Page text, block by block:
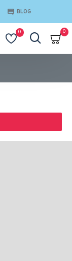
BLOG
0 0